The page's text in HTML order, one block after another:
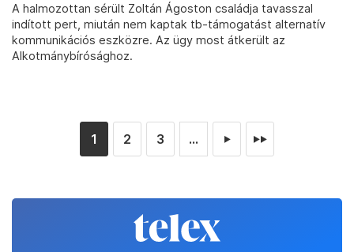
A halmozottan sérült Zoltán Ágoston családja tavasszal
indított pert, miután nem kaptak tb-támogatást alternatív
kommunikációs eszközre. Az ügy most átkerült az
Alkotmánybírósághoz.
1 2 3 ... ► ►►